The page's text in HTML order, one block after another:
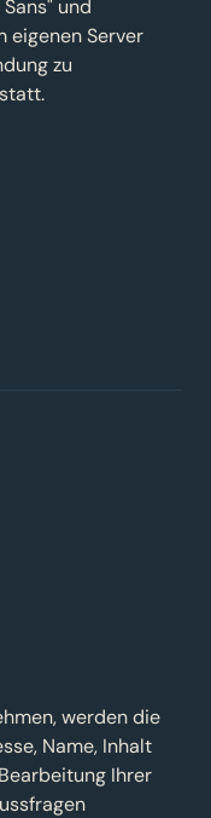
und
eigenen Server
zu
werden die
Name, Inhalt
Ihrer